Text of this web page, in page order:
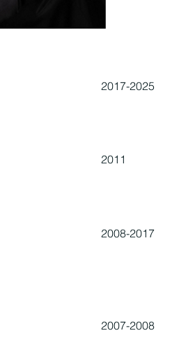
2017-2025
2011
2008-2017
2007-2008